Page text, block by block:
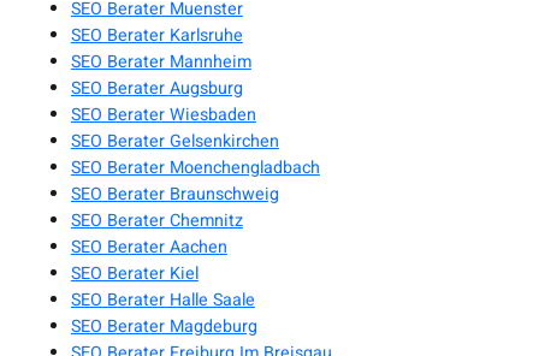
SEO Berater Muenster
SEO Berater Karlsruhe
SEO Berater Mannheim
SEO Berater Augsburg
SEO Berater Wiesbaden
SEO Berater Gelsenkirchen
SEO Berater Moenchengladbach
SEO Berater Braunschweig
SEO Berater Chemnitz
SEO Berater Aachen
SEO Berater Kiel
SEO Berater Halle Saale
SEO Berater Magdeburg